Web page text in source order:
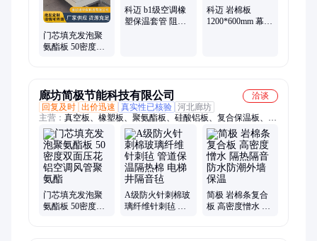
门芯填充发泡聚
氨酯板 50密度双
科迈 b1级空调橡
塑保温套管 阻燃
科迈 岩棉板
1200*600mm 幕墙
廊坊简极节能科技有限公司
洽谈
回复及时 出价迅速 真实性已核验 河北廊坊
主营： 真空板、橡塑板、聚氨酯板、硅酸铝板、复合保温板、橡
塑保温板、防火门芯板、防水背衬板、真空绝热板、海绵保温
管、真空保温板、玻璃保温板、绝热保温板、泡沫玻璃管壳、聚
氨酯保温板、橡塑保温隔热棉、工业填缝发泡剂、陶瓷纤维保温
板、弧形保温板管壳、泡沫玻璃保温管
门芯填充发泡聚
氨酯板 50密度双
A级防火针刺棉玻
璃纤维针刺毡 管
简极 岩棉条复合
板 高密度憎水 隔